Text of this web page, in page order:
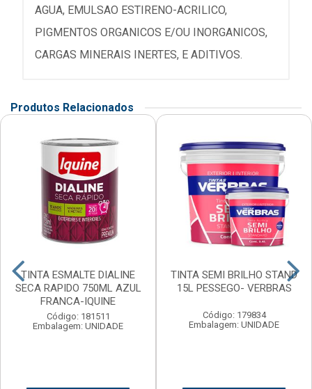
AGUA, EMULSAO ESTIRENO-ACRILICO,
PIGMENTOS ORGANICOS E/OU INORGANICOS,
CARGAS MINERAIS INERTES, E ADITIVOS.
Produtos Relacionados
TINTA ESMALTE DIALINE
SECA RAPIDO 750ML AZUL
FRANCA-IQUINE
Código: 181511
Embalagem: UNIDADE
TINTA SEMI BRILHO STAND
15L PESSEGO- VERBRAS
Código: 179834
Embalagem: UNIDADE